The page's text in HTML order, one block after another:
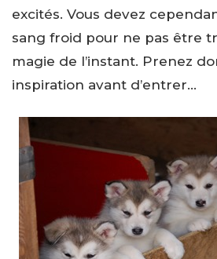
excités. Vous devez
sang froid pour ne pas être
magie de l’instant. Prenez
inspiration avant d’entrer…